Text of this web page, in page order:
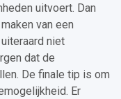
uitvoert. Dan
van een
niet
dat de
De finale tip is om
Er